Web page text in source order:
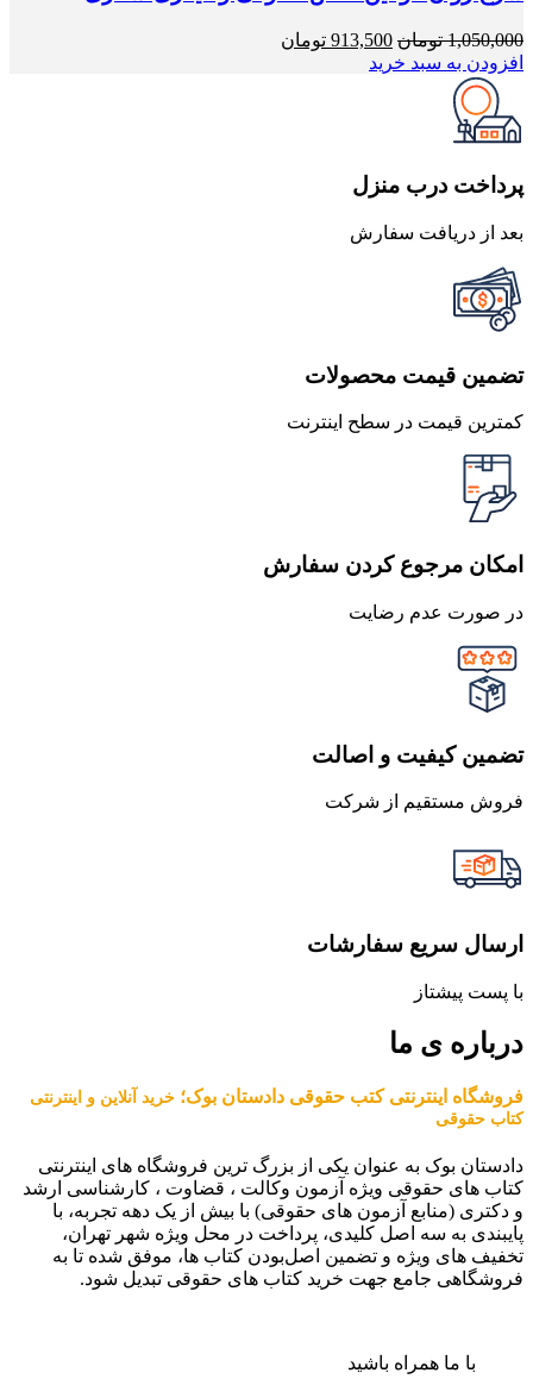
1,050,000 تومان قیمت
اصلی
913,500 تومان
افزودن به سبد خرید
پرداخت درب منزل
بعد از دریافت سفارش
تضمین قیمت محصولات
کمترین قیمت در سطح اینترنت
امکان مرجوع کردن سفارش
در صورت عدم رضایت
تضمین کیفیت و اصالت
فروش مستقیم از شرکت
ارسال سریع سفارشات
با پست پیشتاز
درباره ی ما
فروشگاه اینترنتی کتب حقوقی دادستان بوک؛ خرید آنلاین و اینترنتی
کتاب حقوقی
دادستان بوک به عنوان یکی از بزرگ ترین فروشگاه های اینترنتی
کتاب های حقوقی ویژه آزمون وکالت ، قضاوت ، کارشناسی ارشد
و دکتری (منابع آزمون های حقوقی) با بیش از یک دهه تجربه، با
پایبندی به سه اصل کلیدی، پرداخت در محل ویژه شهر تهران،
تخفیف های ویژه و تضمین اصل‌بودن کتاب ها، موفق شده تا به
فروشگاهی جامع جهت خرید کتاب های حقوقی تبدیل شود.
با ما همراه باشید